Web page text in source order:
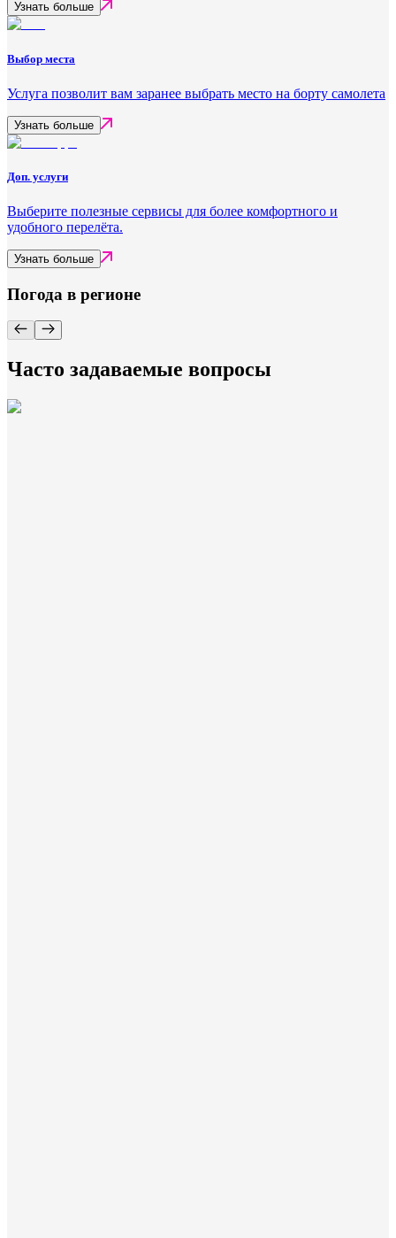
Узнать больше
Выбор места
Услуга позволит вам заранее выбрать место на борту самолета
Узнать больше
Доп. услуги
Выберите полезные сервисы для более комфортного и
удобного перелёта.
Узнать больше
Погода в регионе
Часто задаваемые вопросы